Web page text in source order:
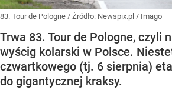
83. Tour de Pologne / Źródło: Newspix.pl / Imago
Trwa 83. Tour de Pologne, czyli
wyścig kolarski w Polsce.
czwartkowego (tj. 6 sierpnia)
do gigantycznej kraksy.